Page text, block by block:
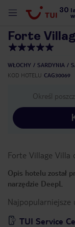
30
Forte
WŁOCHY SARDYNIA
KOD HOTELU CAG30069
Określ
Forte Village Villa
Opis hotelu został
narzędzie DeepL
Najpopularniejsze
TUI Service